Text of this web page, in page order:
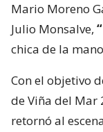
Mario Moreno
Julio Monsalve,
chica de la
Con el objetivo
de Viña del Mar
retornó al